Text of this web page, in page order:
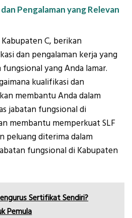
Pengalaman yang Relevan
C, berikan
dan pengalaman kerja yang
yang Anda lamar.
kualifikasi dan
membantu Anda dalam
jabatan fungsional di
membantu memperkuat SLF
peluang diterima dalam
fungsional di Kabupaten
Sertifikat Sendiri?
Pemula